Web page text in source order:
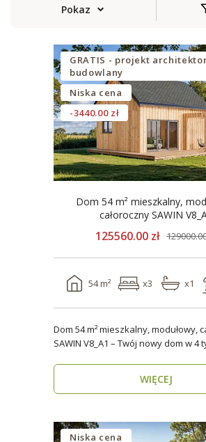
Pokaz
GRATIS - projekt
budowlany
Niska cena
-3440.00 zł
Dom 54 m² mieszkalny,
całoroczny SAWIN
125560.00 zł
54 m² x3 x1
Dom 54 m² mieszkalny, modułowy,
SAWIN V8_A1 – Twój nowy dom w 4
WIĘCEJ
Niska cena